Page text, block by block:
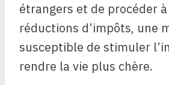
étrangers et de procéder
réductions d’impôts, une
susceptible de stimuler
rendre la vie plus chère.